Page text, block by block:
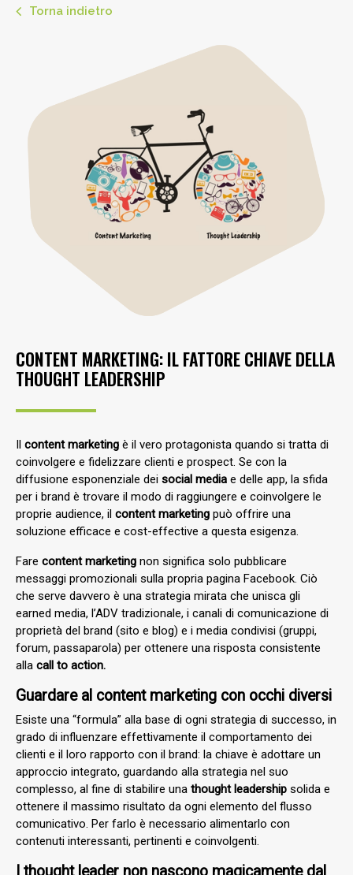
Torna indietro
CONTENT MARKETING: IL FATTORE CHIAVE DELLA
THOUGHT LEADERSHIP
Il content marketing è il vero protagonista quando si tratta di
coinvolgere e fidelizzare clienti e prospect. Se con la
diffusione esponenziale dei social media e delle app, la sfida
per i brand è trovare il modo di raggiungere e coinvolgere le
proprie audience, il content marketing può offrire una
soluzione efficace e cost-effective a questa esigenza.
Fare content marketing non significa solo pubblicare
messaggi promozionali sulla propria pagina Facebook. Ciò
che serve davvero è una strategia mirata che unisca gli
earned media, l’ADV tradizionale, i canali di comunicazione di
proprietà del brand (sito e blog) e i media condivisi (gruppi,
forum, passaparola) per ottenere una risposta consistente
alla call to action.
Guardare al content marketing con occhi diversi
Esiste una “formula” alla base di ogni strategia di successo, in
grado di influenzare effettivamente il comportamento dei
clienti e il loro rapporto con il brand: la chiave è adottare un
approccio integrato, guardando alla strategia nel suo
complesso, al fine di stabilire una thought leadership solida e
ottenere il massimo risultato da ogni elemento del flusso
comunicativo. Per farlo è necessario alimentarlo con
contenuti interessanti, pertinenti e coinvolgenti.
I thought leader non nascono magicamente dal